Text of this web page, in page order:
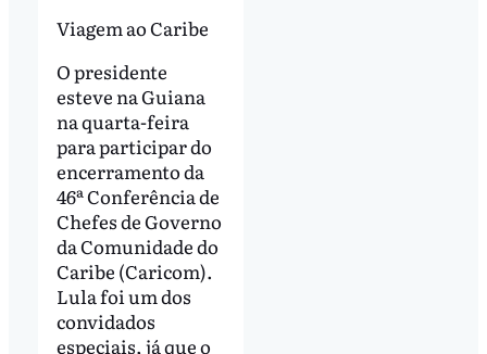
Viagem ao Caribe
O presidente
esteve na Guiana
na quarta-feira
para participar do
encerramento da
46ª Conferência de
Chefes de Governo
da Comunidade do
Caribe (Caricom).
Lula foi um dos
convidados
especiais, já que o